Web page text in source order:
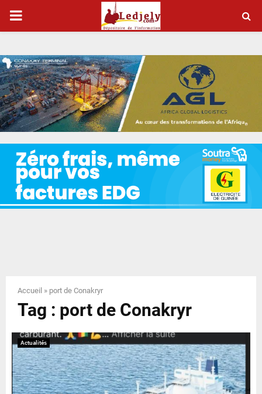
P
I
M
A
Y
N
U
Accueil » port de Conakryr
Tag : port de Conakryr
Actualités